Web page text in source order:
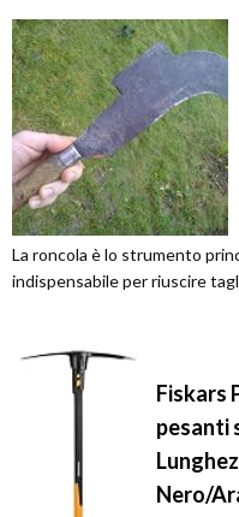
La roncola è lo strumento
indispensabile per riuscire
Fiskars
pesanti
Nero/